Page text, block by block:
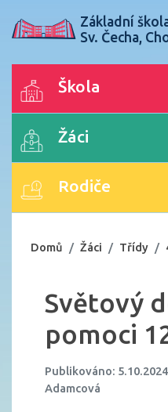
Základní
Sv. Čecha,
Škola
Žáci
Rodiče
Domů Žáci Třídy
Světový
pomoci
Publikováno:
Adamcová